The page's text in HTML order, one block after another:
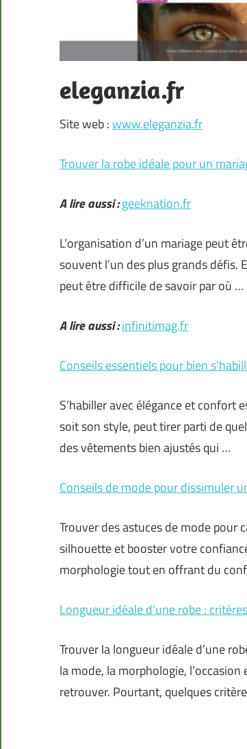
eleganzia.fr
Site web :www.eleganzia.fr
Trouver la robe idéale pour un
A lire aussi :geeknation.fr
L’organisation d’un mariage peut
souvent l’un des plus grands défis.
peut être difficile de savoir par où …
A lire aussi :infinitimag.fr
Conseils essentiels pour bien
S’habiller avec élégance et confort
soit son style, peut tirer parti de
des vêtements bien ajustés qui …
Conseils de mode pour dissimuler
Trouver des astuces de mode
silhouette et booster votre
morphologie tout en offrant du
Longueur idéale d’une robe :
Trouver la longueur idéale d’une
la mode, la morphologie,
retrouver. Pourtant, quelques